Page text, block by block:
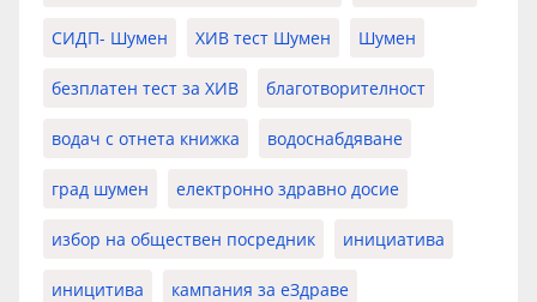
СИДП- Шумен ХИВ тест Шумен Шумен
безплатен тест за ХИВ благотворителност
водач с отнета книжка водоснабдяване
град шумен електронно здравно досие
избор на обществен посредник инициатива
иницитива кампания за еЗдраве